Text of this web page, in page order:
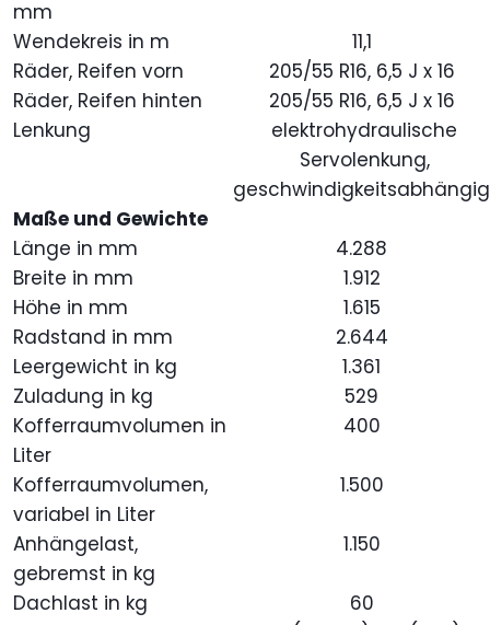
mm
Wendekreis in m
11,1
Räder, Reifen vorn
205/55 R16, 6,5 J x 16
Räder, Reifen hinten
205/55 R16, 6,5 J x 16
Lenkung
elektrohydraulische
Servolenkung,
Maße und Gewichte
Länge in mm
4.288
Breite in mm
1.912
Höhe in mm
1.615
Radstand in mm
2.644
Leergewicht in kg
1.361
Zuladung in kg
529
Kofferraumvolumen in
Liter
400
Kofferraumvolumen,
variabel in Liter
1.500
Anhängelast,
gebremst in kg
1.150
Dachlast in kg
60